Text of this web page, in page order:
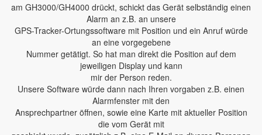
am GH3000/GH4000 drückt, schickt das Gerät selbständig einen
Alarm an z.B. an unsere
GPS-Tracker-Ortungssoftware mit Position und ein Anruf würde
an eine vorgegebene
Nummer getätigt. So hat man direkt die Position auf dem
jeweiligen Display und kann
mir der Person reden.
Unsere Software würde dann nach Ihren vorgaben z.B. einen
Alarmfenster mit den
Ansprechpartner öffnen, sowie eine Karte mit aktueller Position
die vom Gerät mit